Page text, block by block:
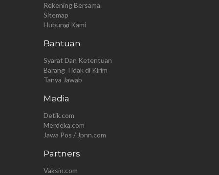
Rekening Bersama
Sitemap
Hubungi Kami
Bantuan
Syarat Dan Ketentuan
Barang Tidak di Kirim
Tanya Jawab
Media
Detik.com
Merdeka.com
Jawa Pos / Jpnn.com
Partners
Vaksin.com